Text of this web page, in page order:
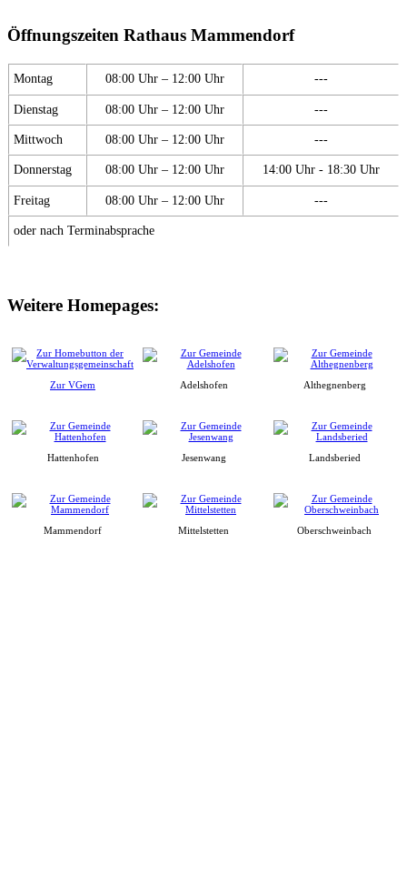
Öffnungszeiten Rathaus Mammendorf
Montag 08:00 Uhr – 12:00 Uhr ---
Dienstag 08:00 Uhr – 12:00 Uhr ---
Mittwoch 08:00 Uhr – 12:00 Uhr ---
Donnerstag 08:00 Uhr – 12:00 Uhr 14:00 Uhr - 18:30 Uhr
Freitag 08:00 Uhr – 12:00 Uhr ---
oder nach Terminabsprache
Weitere Homepages:
Zur VGem Adelshofen Althegnenberg
Hattenhofen Jesenwang Landsberied
Mammendorf Mittelstetten Oberschweinbach